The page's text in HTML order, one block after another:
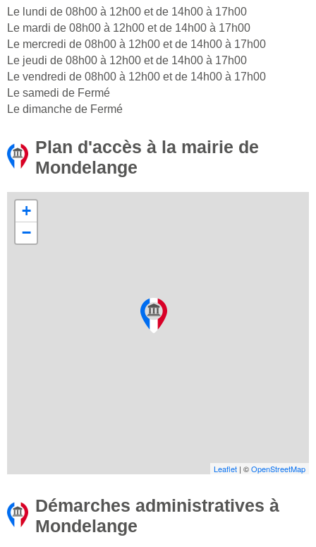
Le lundi de 08h00 à 12h00 et de 14h00 à 17h00
Le mardi de 08h00 à 12h00 et de 14h00 à 17h00
Le mercredi de 08h00 à 12h00 et de 14h00 à 17h00
Le jeudi de 08h00 à 12h00 et de 14h00 à 17h00
Le vendredi de 08h00 à 12h00 et de 14h00 à 17h00
Le samedi de Fermé
Le dimanche de Fermé
Plan d'accès à la mairie de
Mondelange
+
−
Leaflet | ©OpenStreetMap
Démarches administratives à
Mondelange